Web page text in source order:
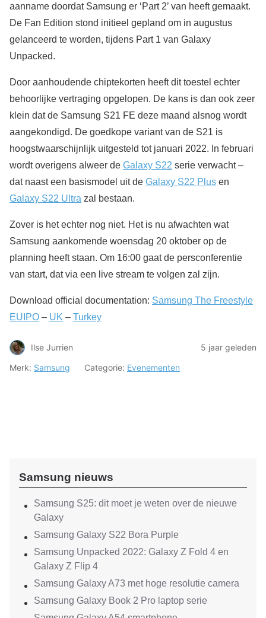
aanname doordat Samsung er ‘Part 2’ van heeft gemaakt.
De Fan Edition stond initieel gepland om in augustus
gelanceerd te worden, tijdens Part 1 van Galaxy
Unpacked.
Door aanhoudende chiptekorten heeft dit toestel echter
behoorlijke vertraging opgelopen. De kans is dan ook zeer
klein dat de Samsung S21 FE deze maand alsnog wordt
aangekondigd. De goedkope variant van de S21 is
hoogstwaarschijnlijk uitgesteld tot januari 2022. In februari
wordt overigens alweer de Galaxy S22 serie verwacht –
dat naast een basismodel uit de Galaxy S22 Plus en
Galaxy S22 Ultra zal bestaan.
Zover is het echter nog niet. Het is nu afwachten wat
Samsung aankomende woensdag 20 oktober op de
planning heeft staan. Om 16:00 gaat de persconferentie
van start, dat via een live stream te volgen zal zijn.
Download official documentation: Samsung The Freestyle
EUIPO – UK – Turkey
Ilse Jurrien
5 jaar geleden
Merk: Samsung Categorie: Evenementen
Samsung nieuws
Samsung S25: dit moet je weten over de nieuwe
Galaxy
Samsung Galaxy S22 Bora Purple
Samsung Unpacked 2022: Galaxy Z Fold 4 en
Galaxy Z Flip 4
Samsung Galaxy A73 met hoge resolutie camera
Samsung Galaxy Book 2 Pro laptop serie